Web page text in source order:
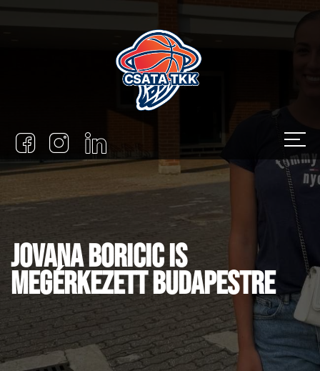
Jovana Boricic is
megérkezett Budapestre